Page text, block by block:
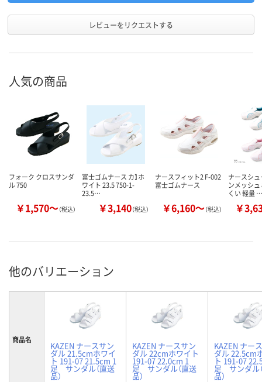
レビューをリクエストする
人気の商品
フォーク クロスサンダ
ル 750
￥1,570～（税込）
富士ゴムナース カ】ホ
ワイト 23.5 750-1-
23.5…
￥3,140（税込）
ナースフィット2 F-002
富士ゴムナース
￥6,160～（税込）
ナースシ
ンメッシ
くい 軽量 …
￥
他のバリエーション
商品名
KAZEN ナースサン
ダル 21.5cmホワイ
ト 191-07 21.5cm 1
足 サンダル（直送
品）
KAZEN ナースサン
ダル 22cmホワイト
191-07 22.0cm 1
足 サンダル（直送
品）
KAZEN ナー
ダル 22.5cm
ト 191-07
足 サンダル
品）